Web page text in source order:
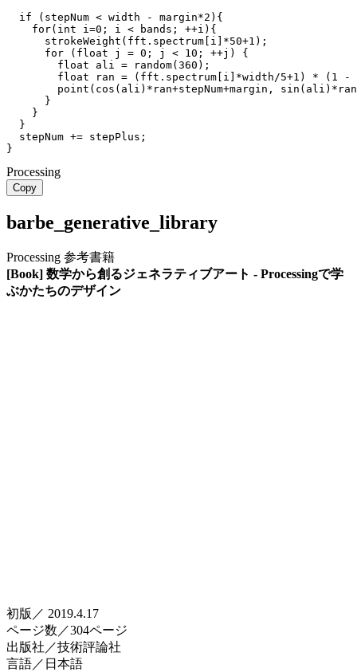
if
( stepNum < width - margin*2 ) {
for( int i =0 ; i < bands ; ++i ) {
strokeWeight ( fft . spectrum i *50+1 ) ;
for
( float j = 0 ; j < 10 ; ++j )
{
float ali = random( 360 ) ;
float ran = ( fft . spectrum i *width /5+1 ) * ( 1
-
point ( cos ( ali ) * ran+stepNum+margin , sin ( ali ) * ran
}
}
}
  stepNum
+= stepPlus ;
}
Processing
Copy
barbe_generative_library
Processing 参考書籍
[Book] 数学から創るジェネラティブアート - Processingで学
ぶかたちのデザイン
初版／ 2019.4.17
ページ数／304ページ
出版社／技術評論社
言語／日本語